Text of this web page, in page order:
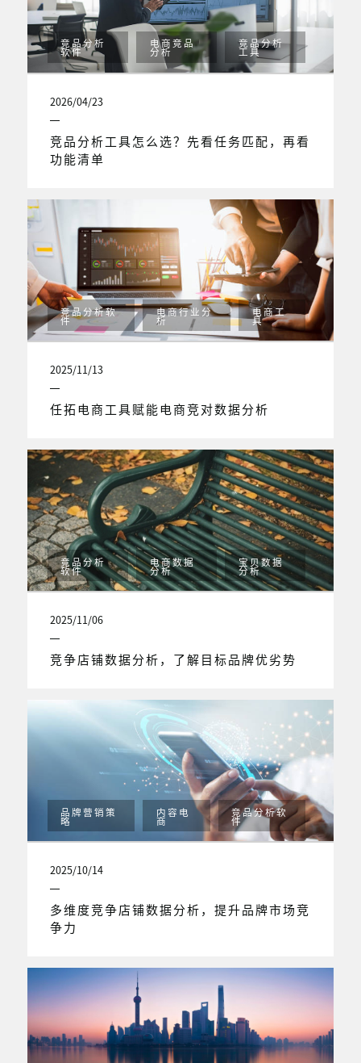
竞品分析
软件
电商竞品
分析
竞品分析
工具
2026/04/23
竞品分析工具怎么选？先看任务匹配，再看
功能清单
竞品分析软
件
电商行业分
析
电商工
具
2025/11/13
任拓电商工具赋能电商竞对数据分析
竞品分析
软件
电商数据
分析
宝贝数据
分析
2025/11/06
竞争店铺数据分析，了解目标品牌优劣势
品牌营销策
略
内容电
商
竞品分析软
件
2025/10/14
多维度竞争店铺数据分析，提升品牌市场竞
争力